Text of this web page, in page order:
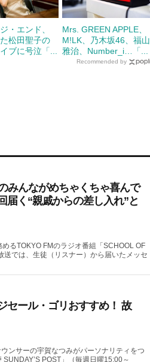
・エンド、
松田聖子の
ブに号泣「...
Mrs. GREEN APPLE、
M!LK、乃木坂46、福山
雅治、Number_i…「...
Recommended by
みんながめちゃくちゃ喜んで
届く“親戚からの差し入れ”と
るTOKYO FMのラジオ番組「SCHOOL OF
では、生徒（リスナー）から届いたメッセ
ール・ゴリおすすめ！ 故
ンサーの宇賀なつみがパーソナリティをつ
POST」（毎週日曜15:00～